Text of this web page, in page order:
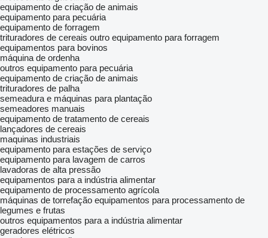
equipamento de criação de animais
equipamento para pecuária
equipamento de forragem
trituradores de cereais outro equipamento para forragem
equipamentos para bovinos
máquina de ordenha
outros equipamento para pecuária
equipamento de criação de animais
trituradores de palha
semeadura e máquinas para plantação
semeadores manuais
equipamento de tratamento de cereais
lançadores de cereais
maquinas industriais
equipamento para estações de serviço
equipamento para lavagem de carros
lavadoras de alta pressão
equipamentos para a indústria alimentar
equipamento de processamento agrícola
máquinas de torrefação equipamentos para processamento de
legumes e frutas
outros equipamentos para a indústria alimentar
geradores elétricos